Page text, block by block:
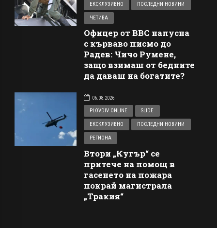
ЕКСКЛУЗИВНО ПОСЛЕДНИ НОВИНИ
ЧЕТИВА
Офицер от ВВС напусна
с кърваво писмо до
Радев: Чичо Румене,
защо взимаш от бедните
да даваш на богатите?
06.08.2026
PLOVDIV ONLINE
SLIDE
ЕКСКЛУЗИВНО ПОСЛЕДНИ НОВИНИ
РЕГИОНА
Втори „Кугър“ се
притече на помощ в
гасенето на пожара
покрай магистрала
„Тракия“